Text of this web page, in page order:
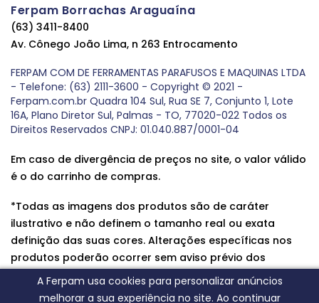
A Ferpam usa cookies para personalizar anúncios
melhorar a sua experiência no site. Ao continuar
Ferpam Borrachas Araguaína
(63) 3411-8400
Av. Cônego João Lima, n 263 Entrocamento
FERPAM COM DE FERRAMENTAS PARAFUSOS E MAQUINAS LTDA
- Telefone: (63) 2111-3600 - Copyright © 2021 -
Ferpam.com.br Quadra 104 Sul, Rua SE 7, Conjunto 1, Lote
16A, Plano Diretor Sul, Palmas - TO, 77020-022 Todos os
Direitos Reservados CNPJ: 01.040.887/0001-04
Em caso de divergência de preços no site, o valor válido
é o do carrinho de compras.
*Todas as imagens dos produtos são de caráter
ilustrativo e não definem o tamanho real ou exata
definição das suas cores. Alterações específicas nos
produtos poderão ocorrer sem aviso prévio dos
fornecedores, qualquer dúvida sobre nossos produtos
entre em contato conosco.